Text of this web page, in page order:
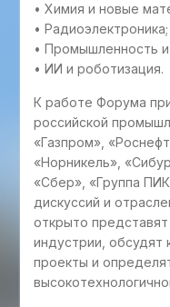
• Химия и новые
• Радиоэлектроника;
• Промышленность
• ИИ и роботизация.
К работе Форума
российской
«Газпром»,
«Норникель»,
«Сбер», «Группа
дискуссий и
открыто
индустрии, обсудят
проекты и